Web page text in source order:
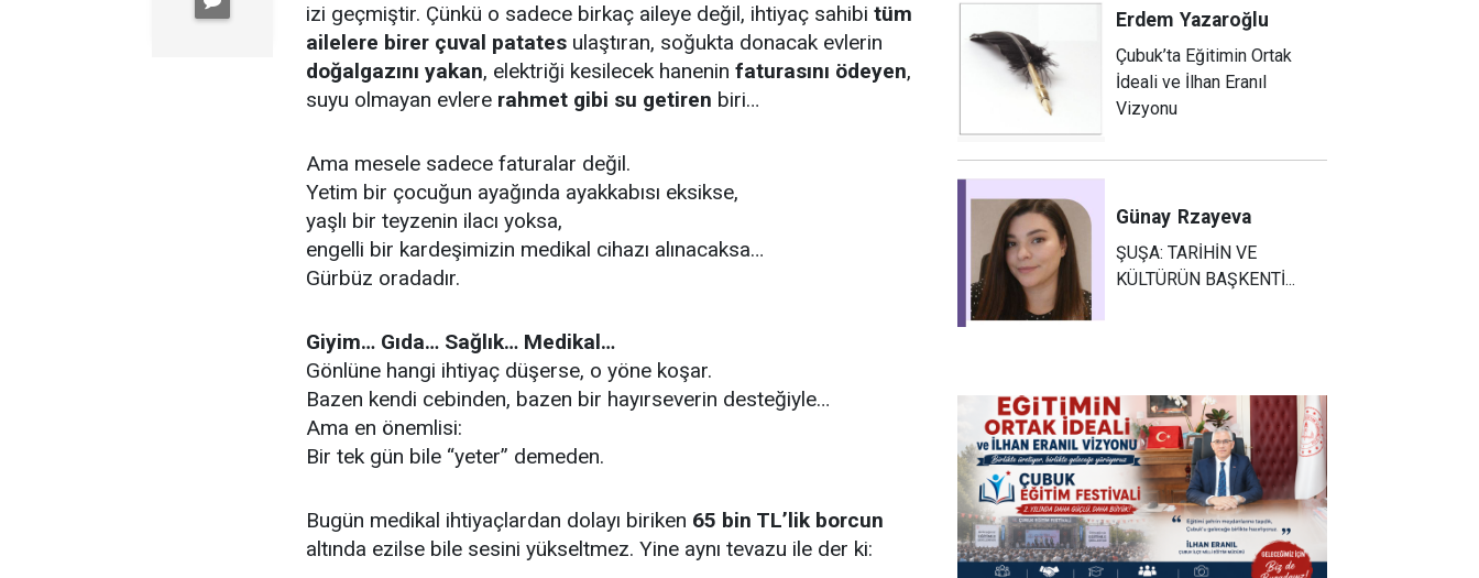
izi geçmiştir. Çünkü o sadece birkaç aileye değil, ihtiyaç sahibi tüm
ailelere birer çuval patates ulaştıran, soğukta donacak evlerin
doğalgazını yakan, elektriği kesilecek hanenin faturasını ödeyen,
suyu olmayan evlere rahmet gibi su getiren biri…
Ama mesele sadece faturalar değil.
Yetim bir çocuğun ayağında ayakkabısı eksikse,
yaşlı bir teyzenin ilacı yoksa,
engelli bir kardeşimizin medikal cihazı alınacaksa…
Gürbüz oradadır.
Giyim… Gıda… Sağlık… Medikal…
Gönlüne hangi ihtiyaç düşerse, o yöne koşar.
Bazen kendi cebinden, bazen bir hayırseverin desteğiyle…
Ama en önemlisi:
Bir tek gün bile “yeter” demeden.
Bugün medikal ihtiyaçlardan dolayı biriken 65 bin TL’lik borcun
altında ezilse bile sesini yükseltmez. Yine aynı tevazu ile der ki:
Erdem Yazaroğlu
Çubuk’ta Eğitimin Ortak
İdeali ve İlhan Eranıl
Vizyonu
Günay Rzayeva
ŞUŞA: TARİHİN VE
KÜLTÜRÜN BAŞKENTİ...